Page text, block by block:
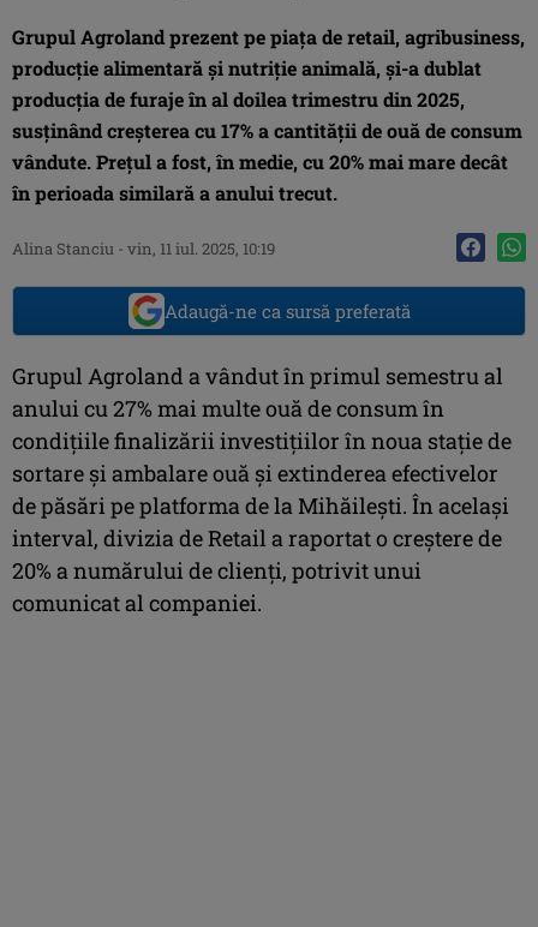
Grupul Agroland prezent pe piața de retail, agribusiness,
producție alimentară și nutriție animală, și-a dublat
producția de furaje în al doilea trimestru din 2025,
susținând creșterea cu 17% a cantității de ouă de consum
vândute. Prețul a fost, în medie, cu 20% mai mare decât
în perioada similară a anului trecut.
Alina Stanciu - vin, 11 iul. 2025, 10:19
Adaugă-ne ca sursă preferată
Grupul Agroland a vândut în primul semestru al
anului cu 27% mai multe ouă de consum în
condițiile finalizării investițiilor în noua stație de
sortare și ambalare ouă și extinderea efectivelor
de păsări pe platforma de la Mihăilești. În același
interval, divizia de Retail a raportat o creștere de
20% a numărului de clienți, potrivit unui
comunicat al companiei.